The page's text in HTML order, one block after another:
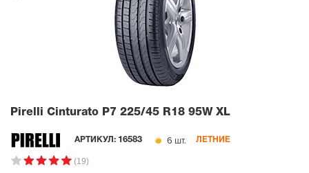
Pirelli Cinturato P7 225/45 R18 95W XL
АРТИКУЛ: 16583 6 шт. ЛЕТНИЕ
(19)